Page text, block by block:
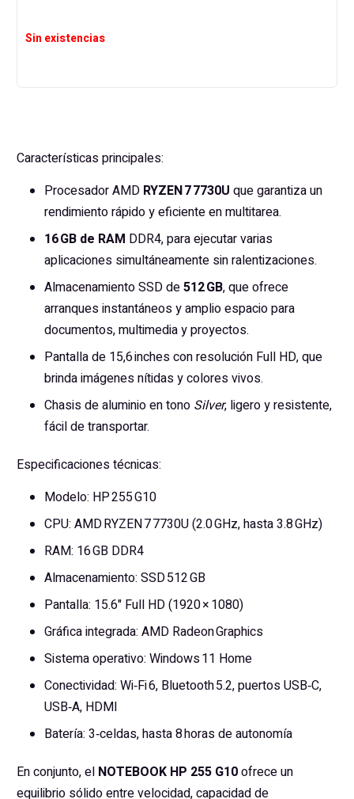
Sin existencias
Características principales:
Procesador AMD RYZEN 7 7730U que garantiza un
rendimiento rápido y eficiente en multitarea.
16 GB de RAM DDR4, para ejecutar varias
aplicaciones simultáneamente sin ralentizaciones.
Almacenamiento SSD de512 GB, que ofrece
arranques instantáneos y amplio espacio para
documentos, multimedia y proyectos.
Pantalla de 15,6 inches con resolución Full HD, que
brinda imágenes nítidas y colores vivos.
Chasis de aluminio en tono Silver, ligero y resistente,
fácil de transportar.
Especificaciones técnicas:
Modelo: HP 255 G10
CPU: AMD RYZEN 7 7730U (2.0 GHz, hasta 3.8 GHz)
RAM: 16 GB DDR4
Almacenamiento: SSD 512 GB
Pantalla: 15.6" Full HD (1920 × 1080)
Gráfica integrada: AMD Radeon Graphics
Sistema operativo: Windows 11 Home
Conectividad: Wi‑Fi 6, Bluetooth 5.2, puertos USB‑C,
USB‑A, HDMI
Batería: 3‑celdas, hasta 8 horas de autonomía
En conjunto, el NOTEBOOK HP 255 G10ofrece un
equilibrio sólido entre velocidad, capacidad de